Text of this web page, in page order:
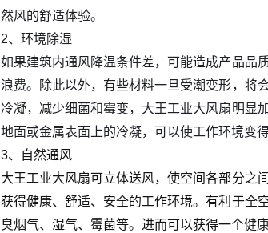
然风的舒适体验。
2、环境除湿
如果建筑内通风降温条件差，可能造成产品品
浪费。除此以外，有些材料一旦受潮变形，将
冷凝，减少细菌和霉变，大王工业大风扇明显
地面或金属表面上的冷凝，可以使工作环境变
3、自然通风
大王工业大风扇可立体送风，使空间各部分之
获得健康、舒适、安全的工作环境。有利于全
臭烟气、湿气、霉菌等。进而可以获得一个健